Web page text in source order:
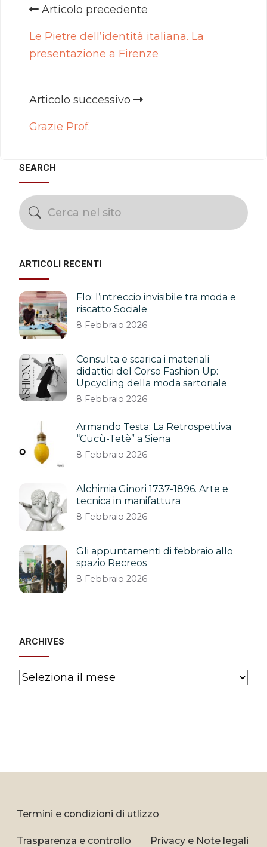
Articolo precedente
Le Pietre dell’identità italiana. La
presentazione a Firenze
Articolo successivo
Grazie Prof.
SEARCH
ARTICOLI RECENTI
Flo: l’intreccio invisibile tra moda e
riscatto Sociale
8 Febbraio 2026
Consulta e scarica i materiali
didattici del Corso Fashion Up:
Upcycling della moda sartoriale
8 Febbraio 2026
Armando Testa: La Retrospettiva
“Cucù-Tetè” a Siena
8 Febbraio 2026
Alchimia Ginori 1737-1896. Arte e
tecnica in manifattura
8 Febbraio 2026
Gli appuntamenti di febbraio allo
spazio Recreos
8 Febbraio 2026
ARCHIVES
Archives
Termini e condizioni di utlizzo
Trasparenza e controllo Privacy e Note legali